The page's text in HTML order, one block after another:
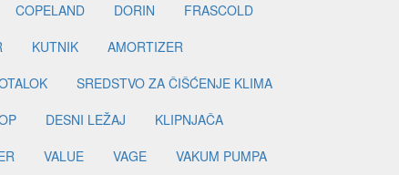
COPELAND DORIN
FRASCOLD
KUTNIK
AMORTIZER
SREDSTVO ZA ČIŠĆENJE KLIMA
DESNI LEŽAJ
KLIPNJAČA
VALUE VAGE
VAKUM PUMPA